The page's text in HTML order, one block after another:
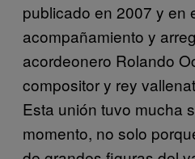
publicado en 2007 y en
acompañamiento y
acordeonero Rolando
compositor y rey
Esta unión tuvo mucha
momento, no solo